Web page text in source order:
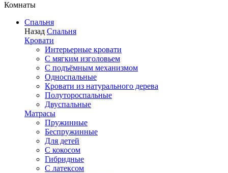
Комнаты
Спальня
Назад Спальня
Кровати
Интерьерные кровати
С мягким изголовьем
С подъёмным механизмом
Односпальные
Кровати из натурального дерева
Полутороспальные
Двуспальные
Матрасы
Пружинные
Беспружинные
Для детей
C кокосом
Гибридные
С латексом